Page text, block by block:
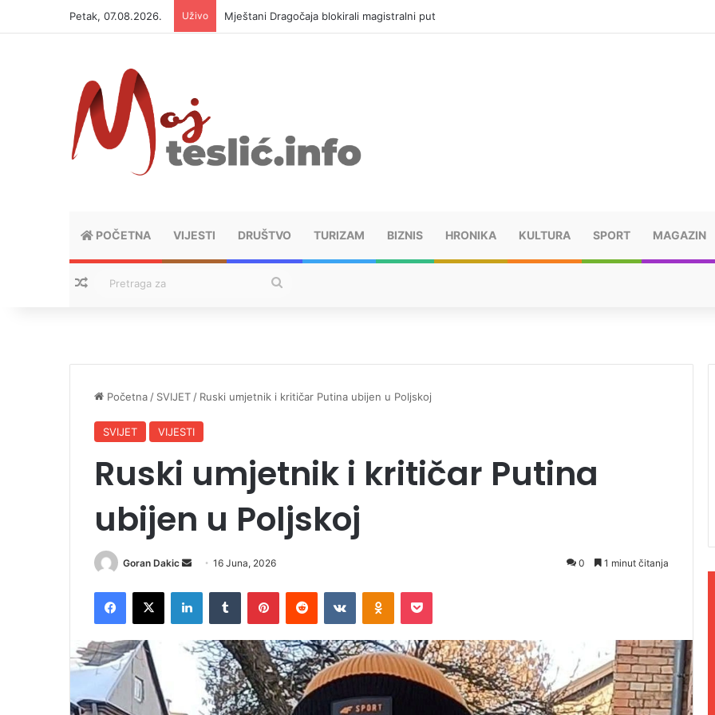
Petak, 07.08.2026. Uživo Helikopter ponovo gasi vatru u selima kod Trebinja
POČETNA VIJESTI DRUŠTVO TURIZAM BIZNIS HRONIKA KULTURA SPORT MAGAZIN
Nasumični tekstovi
Početna/ SVIJET/ Ruski umjetnik i kritičar Putina ubijen u Poljskoj
SVIJET VIJESTI
Ruski umjetnik i kritičar Putina
ubijen u Poljskoj
Goran Dakic
a
n
16 Juna, 2026 0 1 minut čitanja